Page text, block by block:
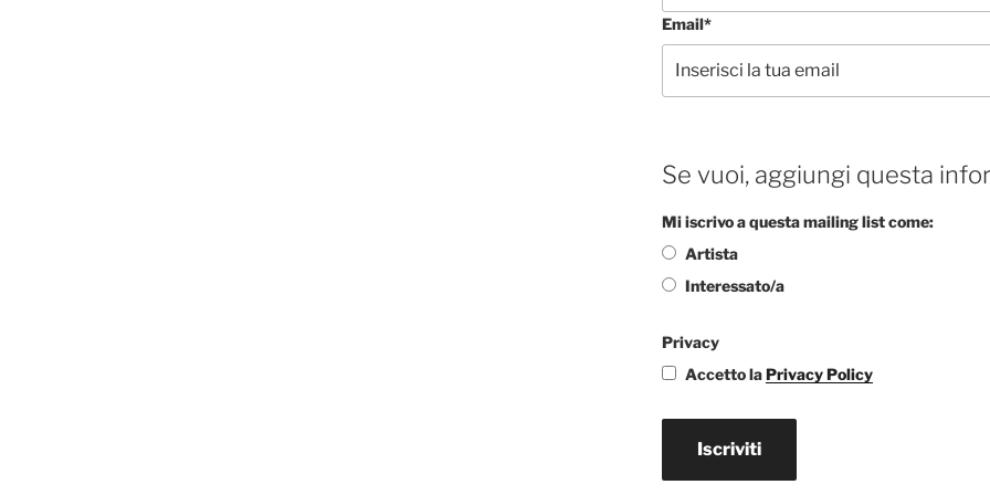
Email*
Se vuoi, aggiungi questa
Mi iscrivo a questa mailing list come:
Artista
Interessato/a
Privacy
Accetto laPrivacy Policy
Iscriviti